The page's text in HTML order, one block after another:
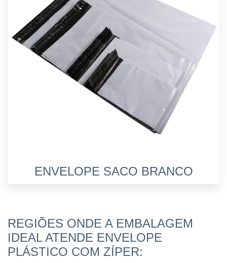
ENVELOPE SACO BRANCO
REGIÕES ONDE A EMBALAGEM
IDEAL ATENDE ENVELOPE
PLÁSTICO COM ZÍPER: